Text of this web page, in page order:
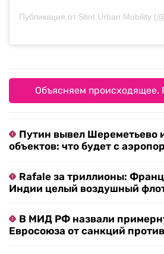
Публикация от Stint Urban Mobility
Объясняем происходящее.
Путин вывел Шереметьево
объектов: что будет с
Rafale за триллионы:
Индии целый воздушный
В МИД РФ назвали
Евросоюза от санкций